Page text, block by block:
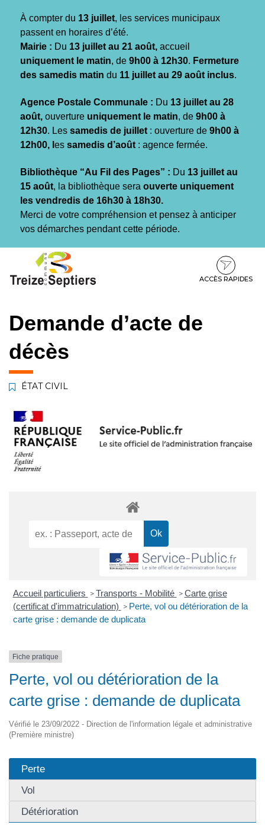
À compter du 13 juillet, les services municipaux
passent en horaires d’été.
Mairie : Du 13 juillet au 21 août, accueil
uniquement le matin, de 9h00 à 12h30. Fermeture
des samedis matin du 11 juillet au 29 août inclus.
Agence Postale Communale : Du 13 juillet au 28
août, ouverture uniquement le matin, de 9h00 à
12h30. Les samedis de juillet : ouverture de 9h00 à
12h00, l es samedis d’août : agence fermée.
Bibliothèque “Au Fil des Pages” : Du 13 juillet au
15 août, la bibliothèque sera ouverte uniquement
les vendredis de 16h30 à 18h30.
Merci de votre compréhension et pensez à anticiper
vos démarches pendant cette période.
contenu
pied
ACCÈS RAPIDES
Demande d’acte de
décès
ÉTAT CIVIL
Accueil particuliers > Transports - Mobilité > Carte grise
(certificat d'immatriculation) > Perte, vol ou détérioration de la
carte grise : demande de duplicata
Fiche pratique
Perte, vol ou détérioration de la
carte grise : demande de duplicata
Vérifié le 23/09/2022 - Direction de l'information légale et administrative
(Première ministre)
Perte
Vol
Détérioration